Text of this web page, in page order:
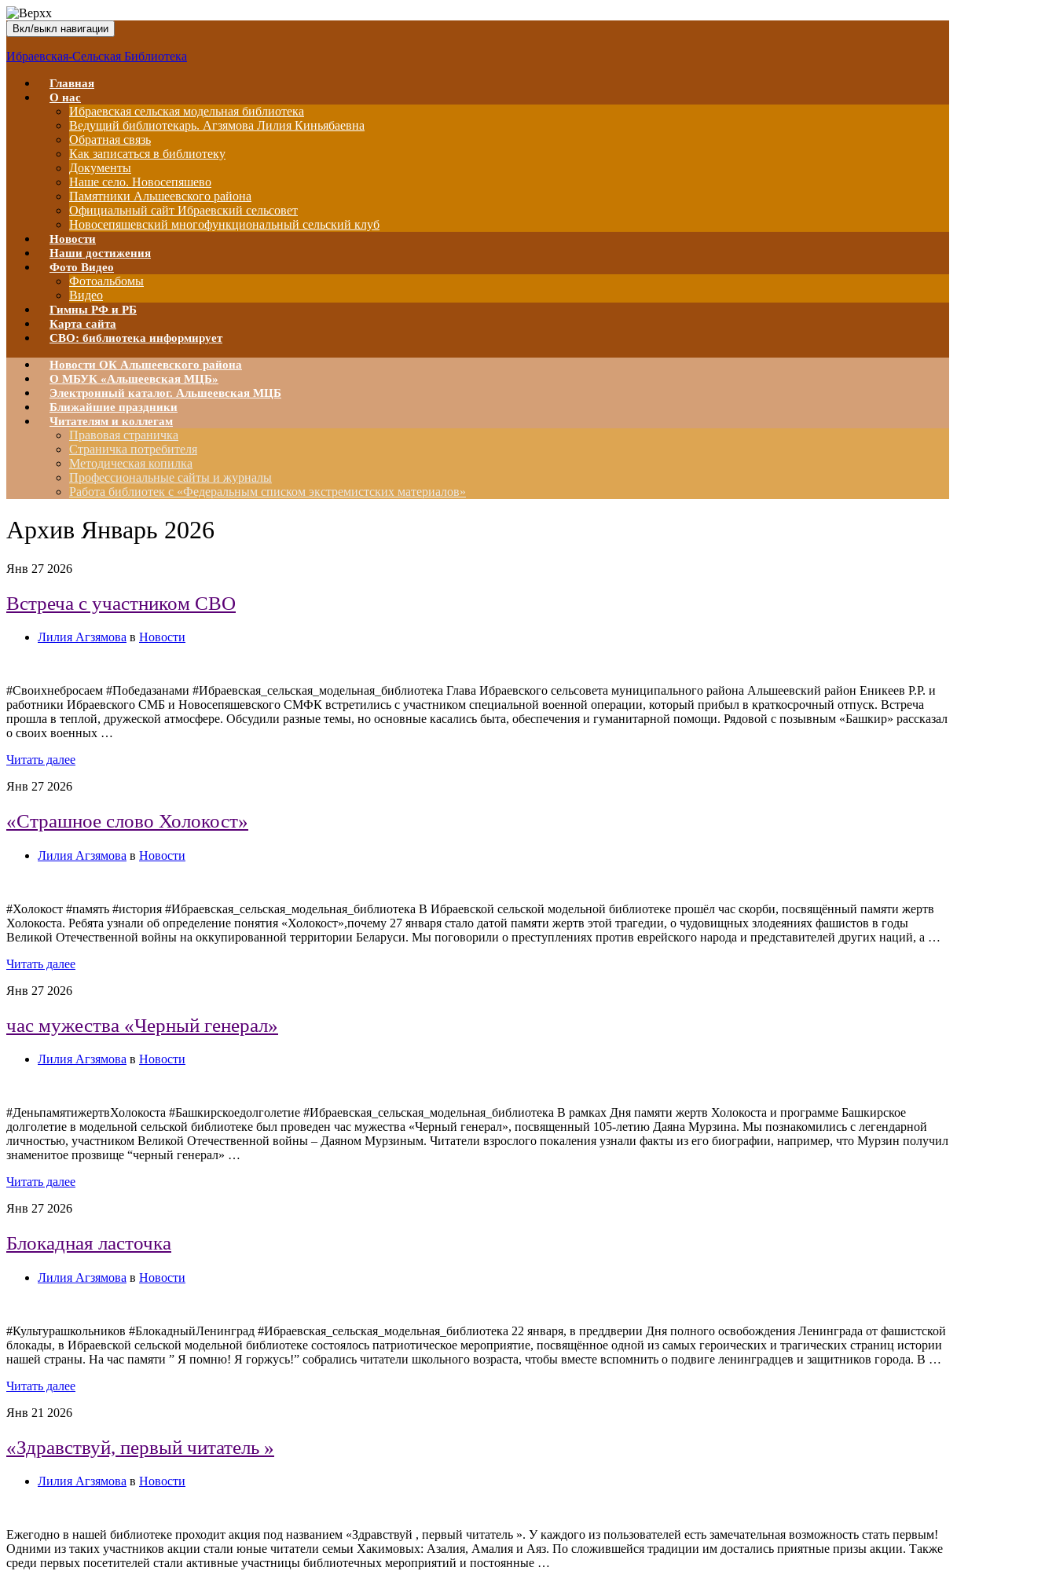
Вкл/выкл навигации
Ибраевская-Сельская Библиотека
Главная
О нас
Ибраевская сельская модельная библиотека
Ведущий библиотекарь. Агзямова Лилия Киньябаевна
Обратная связь
Как записаться в библиотеку
Документы
Наше село. Новосепяшево
Памятники Альшеевского района
Официальный сайт Ибраевский сельсовет
Новосепяшевский многофункциональный сельский клуб
Новости
Наши достижения
Фото Видео
Фотоальбомы
Видео
Гимны РФ и РБ
Карта сайта
СВО: библиотека информирует
Новости ОК Альшеевского района
О МБУК «Альшеевская МЦБ»
Электронный каталог. Альшеевская МЦБ
Ближайшие праздники
Читателям и коллегам
Правовая страничка
Страничка потребителя
Методическая копилка
Профессиональные сайты и журналы
Работа библиотек с «Федеральным списком экстремистских материалов»
Архив Январь 2026
Янв 27 2026
Встреча с участником СВО
Лилия Агзямова в Новости
#Своихнебросаем #Победазанами #Ибраевская_сельская_модельная_библиотека Глава Ибраевского сельсовета муниципального района Альшеевский район Еникеев Р.Р. и
работники Ибраевского СМБ и Новосепяшевского СМФК встретились с участником специальной военной операции, который прибыл в краткосрочный отпуск. Встреча
прошла в теплой, дружеской атмосфере. Обсудили разные темы, но основные касались быта, обеспечения и гуманитарной помощи. Рядовой с позывным «Башкир» рассказал
о своих военных …
Читать далее
Янв 27 2026
«Страшное слово Холокост»
Лилия Агзямова в Новости
#Холокост #память #история #Ибраевская_сельская_модельная_библиотека В Ибраевской сельской модельной библиотеке прошёл час скорби, посвящённый памяти жертв
Холокоста. Ребята узнали об определение понятия «Холокост»,почему 27 января стало датой памяти жертв этой трагедии, о чудовищных злодеяниях фашистов в годы
Великой Отечественной войны на оккупированной территории Беларуси. Мы поговорили о преступлениях против еврейского народа и представителей других наций, а …
Читать далее
Янв 27 2026
час мужества «Черный генерал»
Лилия Агзямова в Новости
#ДеньпамятижертвХолокоста #Башкирскоедолголетие #Ибраевская_сельская_модельная_библиотека В рамках Дня памяти жертв Холокоста и программе Башкирское
долголетие в модельной сельской библиотеке был проведен час мужества «Черный генерал», посвященный 105-летию Даяна Мурзина. Мы познакомились с легендарной
личностью, участником Великой Отечественной войны – Даяном Мурзиным. Читатели взрослого покаления узнали факты из его биографии, например, что Мурзин получил
знаменитое прозвище “черный генерал» …
Читать далее
Янв 27 2026
Блокадная ласточка
Лилия Агзямова в Новости
#Культурашкольников #БлокадныйЛенинград #Ибраевская_сельская_модельная_библиотека 22 января, в преддверии Дня полного освобождения Ленинграда от фашистской
блокады, в Ибраевской сельской модельной библиотеке состоялось патриотическое мероприятие, посвящённое одной из самых героических и трагических страниц истории
нашей страны. На час памяти ” Я помню! Я горжусь!” собрались читатели школьного возраста, чтобы вместе вспомнить о подвиге ленинградцев и защитников города. В …
Читать далее
Янв 21 2026
«Здравствуй, первый читатель »
Лилия Агзямова в Новости
Ежегодно в нашей библиотеке проходит акция под названием «Здравствуй , первый читатель ». У каждого из пользователей есть замечательная возможность стать первым!
Одними из таких участников акции стали юные читатели семьи Хакимовых: Азалия, Амалия и Аяз. По сложившейся традиции им достались приятные призы акции. Также
среди первых посетителей стали активные участницы библиотечных мероприятий и постоянные …